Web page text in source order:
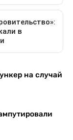
на случай